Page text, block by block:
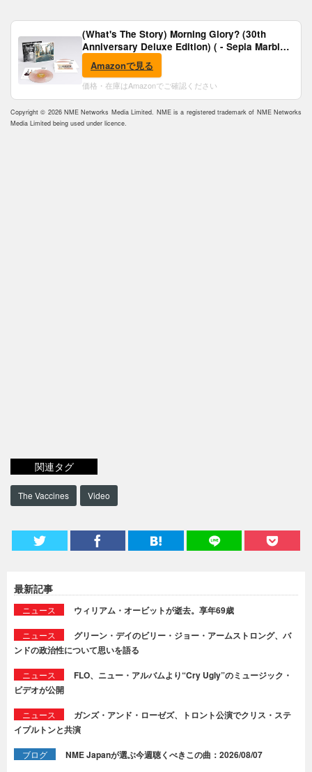
(What's The Story) Morning Glory? (30th
Anniversary Deluxe Edition) ( - Sepia Marble
Vinyl) [Analog]
Amazonで見る
価格・在庫はAmazonでご確認ください
Copyright © 2026 NME Networks Media Limited. NME is a registered trademark of NME Networks
Media Limited being used under licence.
関連タグ
The Vaccines Video
最新記事
ニュース ウィリアム・オービットが逝去。享年69歳
ニュース
グリーン・デイのビリー・ジョー・アームストロング、バ
ンドの政治性について思いを語る
ニュース
FLO、ニュー・アルバムより“Cry Ugly”のミュージック・
ビデオが公開
ニュース
ガンズ・アンド・ローゼズ、トロント公演でクリス・ステ
イプルトンと共演
ブログ NME Japanが選ぶ今週聴くべきこの曲：2026/08/07